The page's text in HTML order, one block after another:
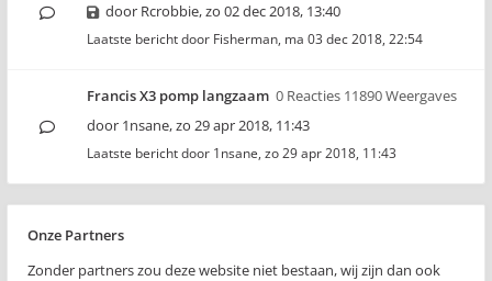
door Rcrobbie,zo 02 dec 2018, 13:40
Laatste bericht door Fisherman, ma 03 dec 2018, 22:54
Francis X3 pomp langzaam 0 Reacties 11890 Weergaves
door 1nsane,zo 29 apr 2018, 11:43
Laatste bericht door 1nsane, zo 29 apr 2018, 11:43
Onze Partners
Zonder partners zou deze website niet bestaan, wij zijn dan ook